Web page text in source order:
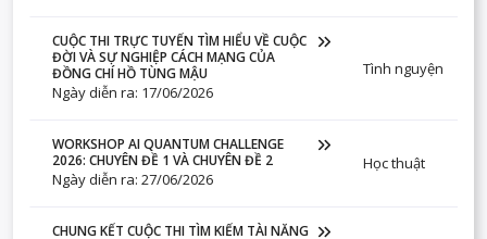
CUỘC THI TRỰC TUYẾN TÌM HIỂU VỀ CUỘC
ĐỜI VÀ SỰ NGHIỆP CÁCH MẠNG CỦA
ĐỒNG CHÍ HỒ TÙNG MẬU
Ngày diễn ra: 17/06/2026
Tình nguyện
WORKSHOP AI QUANTUM CHALLENGE
2026: CHUYÊN ĐỀ 1 VÀ CHUYÊN ĐỀ 2
Ngày diễn ra: 27/06/2026
Học thuật
CHUNG KẾT CUỘC THI TÌM KIẾM TÀI NĂNG